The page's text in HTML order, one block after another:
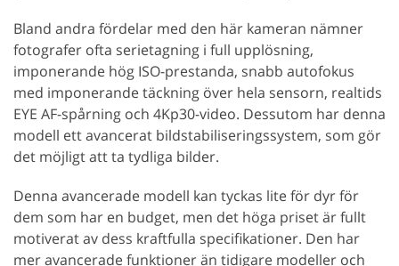
Bland andra fördelar med den här kameran nämner
fotografer ofta serietagning i full upplösning,
imponerande hög ISO-prestanda, snabb autofokus
med imponerande täckning över hela sensorn, realtids
EYE AF-spårning och 4Kp30-video. Dessutom har denna
modell ett avancerat bildstabiliseringssystem, som gör
det möjligt att ta tydliga bilder.
Denna avancerade modell kan tyckas lite för dyr för
dem som har en budget, men det höga priset är fullt
motiverat av dess kraftfulla specifikationer. Den har
mer avancerade funktioner än tidigare modeller och